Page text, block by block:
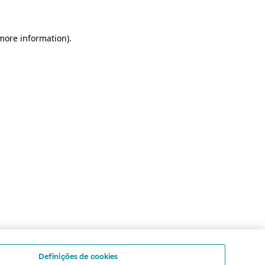
information).
Definições de cookies